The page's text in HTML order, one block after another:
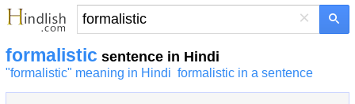
×
formalistic sentence in Hindi
"formalistic" meaning in Hindi formalistic in a sentence